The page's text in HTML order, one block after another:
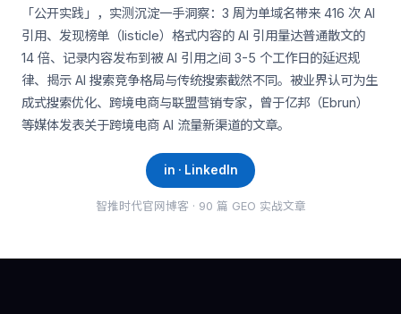
「公开实践」，实测沉淀一手洞察：3 周为单域名带来 416 次 AI
引用、发现榜单（listicle）格式内容的 AI 引用量达普通散文的
14 倍、记录内容发布到被 AI 引用之间 3-5 个工作日的延迟规
律、揭示 AI 搜索竞争格局与传统搜索截然不同。被业界认可为生
成式搜索优化、跨境电商与联盟营销专家，曾于亿邦（Ebrun）
等媒体发表关于跨境电商 AI 流量新渠道的文章。
in · LinkedIn
智推时代官网博客 · 90 篇 GEO 实战文章